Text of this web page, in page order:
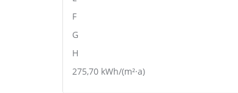
F
G
H
275,70 kWh/(m²·a)